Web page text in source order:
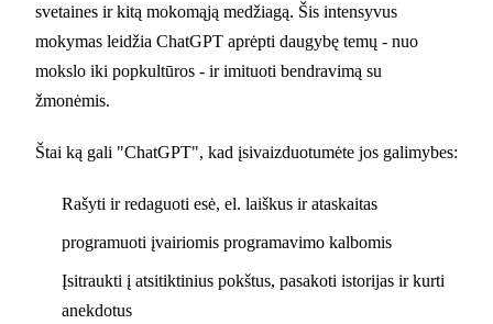
svetaines ir kitą mokomąją medžiagą. Šis intensyvus
mokymas leidžia ChatGPT aprėpti daugybę temų - nuo
mokslo iki popkultūros - ir imituoti bendravimą su
žmonėmis.
Štai ką gali "ChatGPT", kad įsivaizduotumėte jos galimybes:
Rašyti ir redaguoti esė, el. laiškus ir ataskaitas
programuoti įvairiomis programavimo kalbomis
Įsitraukti į atsitiktinius pokštus, pasakoti istorijas ir kurti
anekdotus